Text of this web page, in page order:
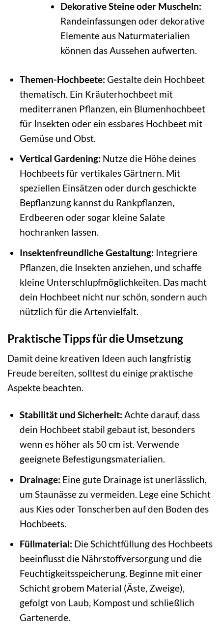
Dekorative Steine oder Muscheln:
Randeinfassungen oder dekorative
Elemente aus Naturmaterialien
können das Aussehen aufwerten.
Themen-Hochbeete: Gestalte dein Hochbeet
thematisch. Ein Kräuterhochbeet mit
mediterranen Pflanzen, ein Blumenhochbeet
für Insekten oder ein essbares Hochbeet mit
Gemüse und Obst.
Vertical Gardening: Nutze die Höhe deines
Hochbeets für vertikales Gärtnern. Mit
speziellen Einsätzen oder durch geschickte
Bepflanzung kannst du Rankpflanzen,
Erdbeeren oder sogar kleine Salate
hochranken lassen.
Insektenfreundliche Gestaltung: Integriere
Pflanzen, die Insekten anziehen, und schaffe
kleine Unterschlupfmöglichkeiten. Das macht
dein Hochbeet nicht nur schön, sondern auch
nützlich für die Artenvielfalt.
Praktische Tipps für die Umsetzung
Damit deine kreativen Ideen auch langfristig
Freude bereiten, solltest du einige praktische
Aspekte beachten.
Stabilität und Sicherheit: Achte darauf, dass
dein Hochbeet stabil gebaut ist, besonders
wenn es höher als 50 cm ist. Verwende
geeignete Befestigungsmaterialien.
Drainage: Eine gute Drainage ist unerlässlich,
um Staunässe zu vermeiden. Lege eine Schicht
aus Kies oder Tonscherben auf den Boden des
Hochbeets.
Füllmaterial: Die Schichtfüllung des Hochbeets
beeinflusst die Nährstoffversorgung und die
Feuchtigkeitsspeicherung. Beginne mit einer
Schicht grobem Material (Äste, Zweige),
gefolgt von Laub, Kompost und schließlich
Gartenerde.